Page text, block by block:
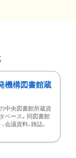
機構図書館蔵
中央図書館所蔵資
ベース。同図書館
会議資料、雑誌、